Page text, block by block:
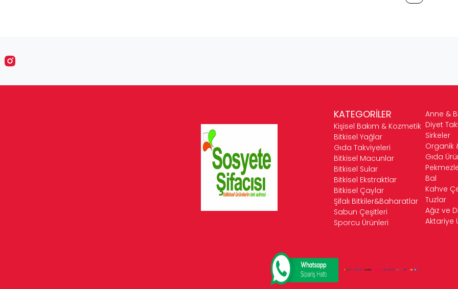
KATEGORİLER
Kişisel Bakım & Kozmetik
Bitkisel Yağlar
Gıda Takviyeleri
Bitkisel Macunlar
Bitkisel Sular
Bitkisel Ekstraktlar
Bitkisel Çaylar
Şifalı Bitkiler&Baharatlar
Sabun Çeşitleri
Sporcu Ürünleri
Anne &
Diyet
Sirkeler
Organik
Gıda
Bal
Kahve
Tuzlar
Ağız ve
Aktariye